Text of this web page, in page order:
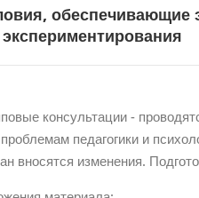
консультации -
педагогики и
вносятся изменения.